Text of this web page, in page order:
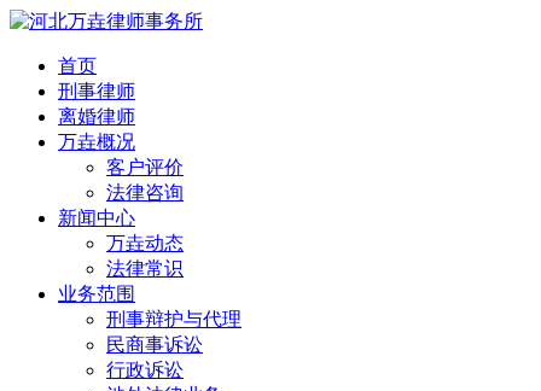
首页
刑事律师
离婚律师
万垚概况
客户评价
法律咨询
新闻中心
万垚动态
法律常识
业务范围
刑事辩护与代理
民商事诉讼
行政诉讼